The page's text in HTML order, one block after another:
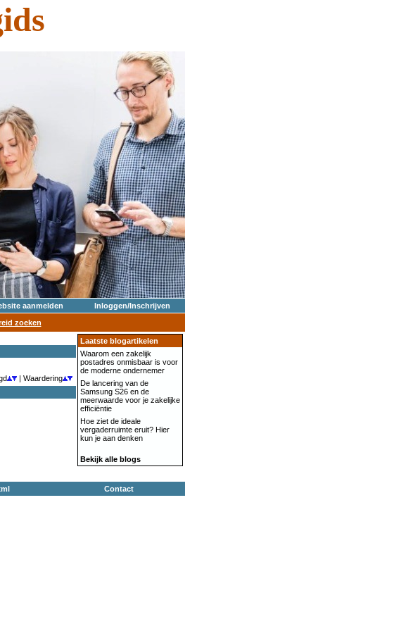
aanmelden
Inloggen/Inschrijven
zoeken
| Waardering
Laatste blogartikelen
Waarom een zakelijk
postadres onmisbaar is voor
de moderne ondernemer
De lancering van de
Samsung S26 en de
meerwaarde voor je zakelijke
efficiëntie
Hoe ziet de ideale
vergaderruimte eruit? Hier
kun je aan denken
Bekijk alle blogs
Contact